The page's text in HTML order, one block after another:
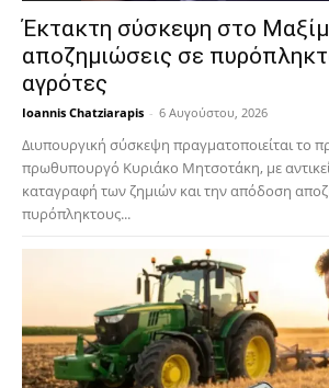
Έκτακτη σύσκεψη στο
αποζημιώσεις σε
αγρότες
Ioannis Chatziarapis - 6 Αυγούστου, 2026
Διυπουργική σύσκεψη πραγματοποιείται το
πρωθυπουργό Κυριάκο Μητσοτάκη, με
καταγραφή των ζημιών και την απόδοση
πυρόπληκτους...